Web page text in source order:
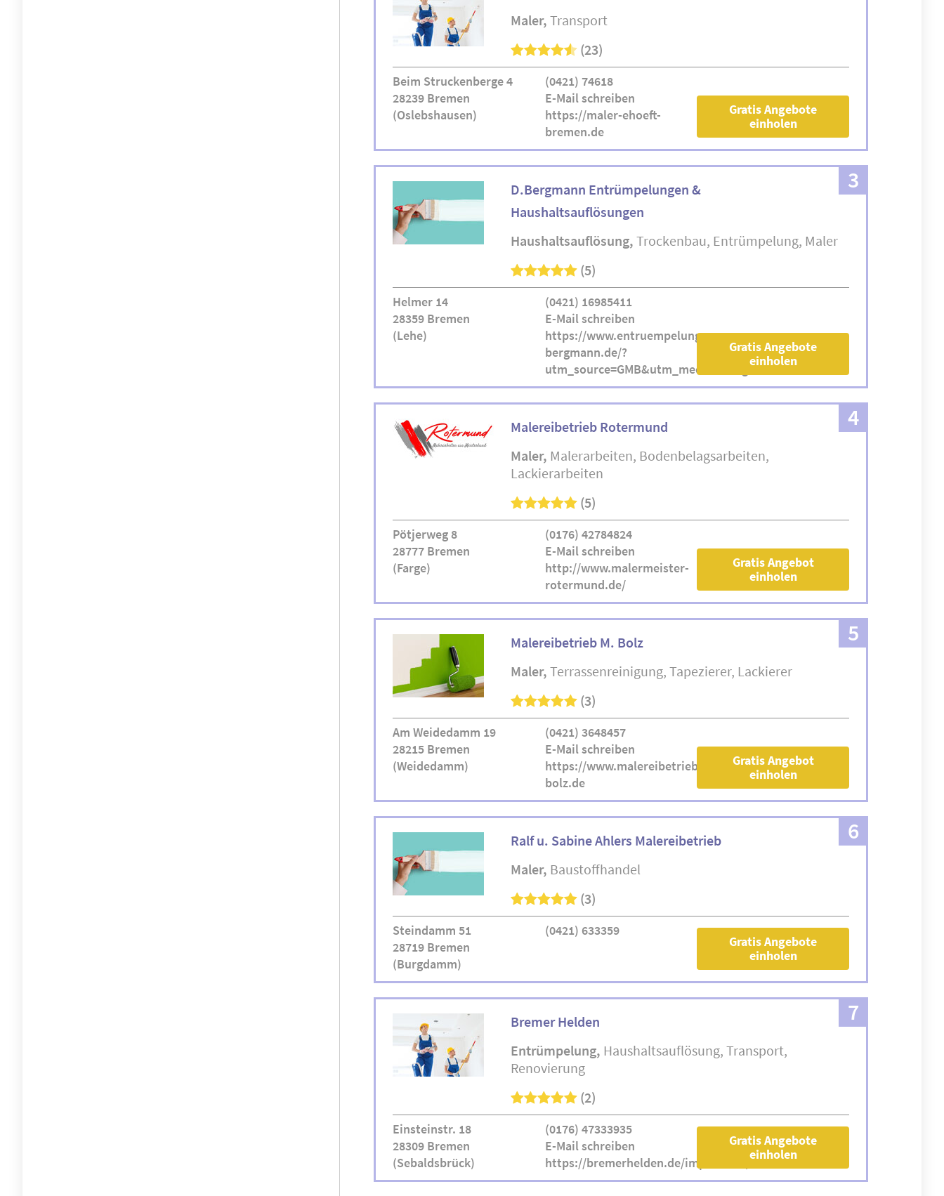
Maler Transport
(23)
Beim Struckenberge 4
28239 Bremen
(Oslebshausen)
(0421) 74618
E-Mail schreiben
https://maler-ehoeft-
bremen.de
Gratis Angebote
einholen
3
D.Bergmann Entrümpelungen &
Haushaltsauflösungen
Haushaltsauflösung Trockenbau Entrümpelung Maler
(5)
Helmer 14
28359 Bremen
(Lehe)
(0421) 16985411
E-Mail schreiben
https://www.entruempelung-
bergmann.de/?
utm_source=GMB&utm_medium=organic
Gratis Angebote
einholen
4
Malereibetrieb Rotermund
Maler Malerarbeiten Bodenbelagsarbeiten
Lackierarbeiten
(5)
Pötjerweg 8
28777 Bremen
(Farge)
(0176) 42784824
E-Mail schreiben
http://www.malermeister-
rotermund.de/
Gratis Angebot
einholen
5
Malereibetrieb M. Bolz
Maler Terrassenreinigung Tapezierer Lackierer
(3)
Am Weidedamm 19
28215 Bremen
(Weidedamm)
(0421) 3648457
E-Mail schreiben
https://www.malereibetrieb-
bolz.de
Gratis Angebot
einholen
6
Ralf u. Sabine Ahlers Malereibetrieb
Maler Baustoffhandel
(3)
Steindamm 51
28719 Bremen
(Burgdamm)
(0421) 633359
Gratis Angebote
einholen
7
Bremer Helden
Entrümpelung Haushaltsauflösung Transport
Renovierung
(2)
Einsteinstr. 18
28309 Bremen
(Sebaldsbrück)
(0176) 47333935
E-Mail schreiben
https://bremerhelden.de/impressum/
Gratis Angebote
einholen